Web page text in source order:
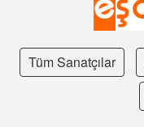
Tüm Sanatçılar